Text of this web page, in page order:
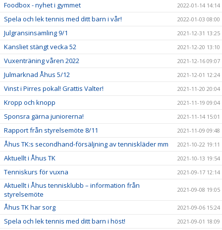
Foodbox - nyhet i gymmet 2022-01-14 14:14
Spela och lek tennis med ditt barn i vår! 2022-01-03 08:00
Julgransinsamling 9/1 2021-12-31 13:25
Kansliet stängt vecka 52 2021-12-20 13:10
Vuxenträning våren 2022 2021-12-16 09:07
Julmarknad Åhus 5/12 2021-12-01 12:24
Vinst i Pirres pokal! Grattis Valter! 2021-11-20 20:04
Kropp och knopp 2021-11-19 09:04
Sponsra gärna juniorerna! 2021-11-14 15:01
Rapport från styrelsemöte 8/11 2021-11-09 09:48
Åhus TK:s secondhand-försäljning av tenniskläder mm 2021-10-22 19:11
Aktuellt i Åhus TK 2021-10-13 19:54
Tenniskurs för vuxna 2021-09-17 12:14
Aktuellt i Åhus tennisklubb – information från
styrelsemöte
2021-09-08 19:05
Åhus TK har sorg 2021-09-06 15:24
Spela och lek tennis med ditt barn i höst! 2021-09-01 18:09